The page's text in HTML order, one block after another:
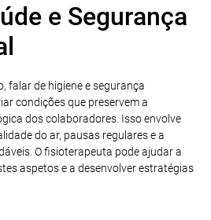
e Segurança
falar de higiene e segurança
condições que preservem a
dos colaboradores. Isso envolve
do ar, pausas regulares e a
O fisioterapeuta pode ajudar a
aspetos e a desenvolver estratégias